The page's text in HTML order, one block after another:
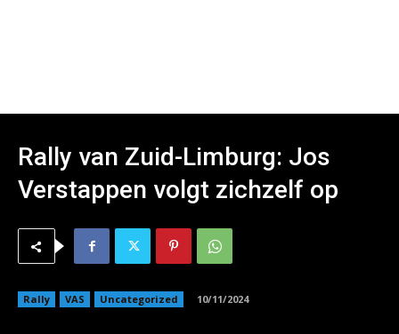
Rally van Zuid-Limburg: Jos
Verstappen volgt zichzelf op
Rally VAS Uncategorized 10/11/2024